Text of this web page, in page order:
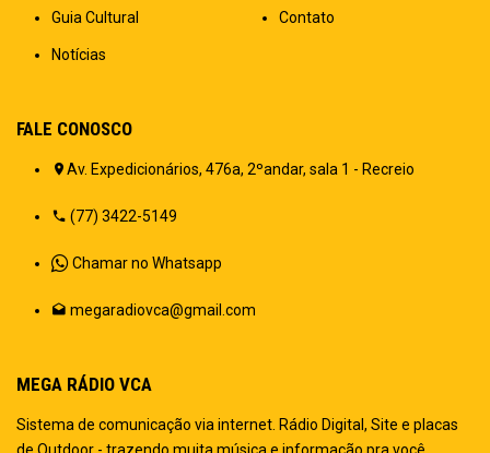
Guia Cultural
Notícias
Contato
FALE CONOSCO
Av. Expedicionários, 476a, 2ºandar, sala 1 - Recreio
(77) 3422-5149
Chamar no Whatsapp
megaradiovca@gmail.com
MEGA RÁDIO VCA
Sistema de comunicação via internet. Rádio Digital, Site e placas
de Outdoor - trazendo muita música e informação pra você.